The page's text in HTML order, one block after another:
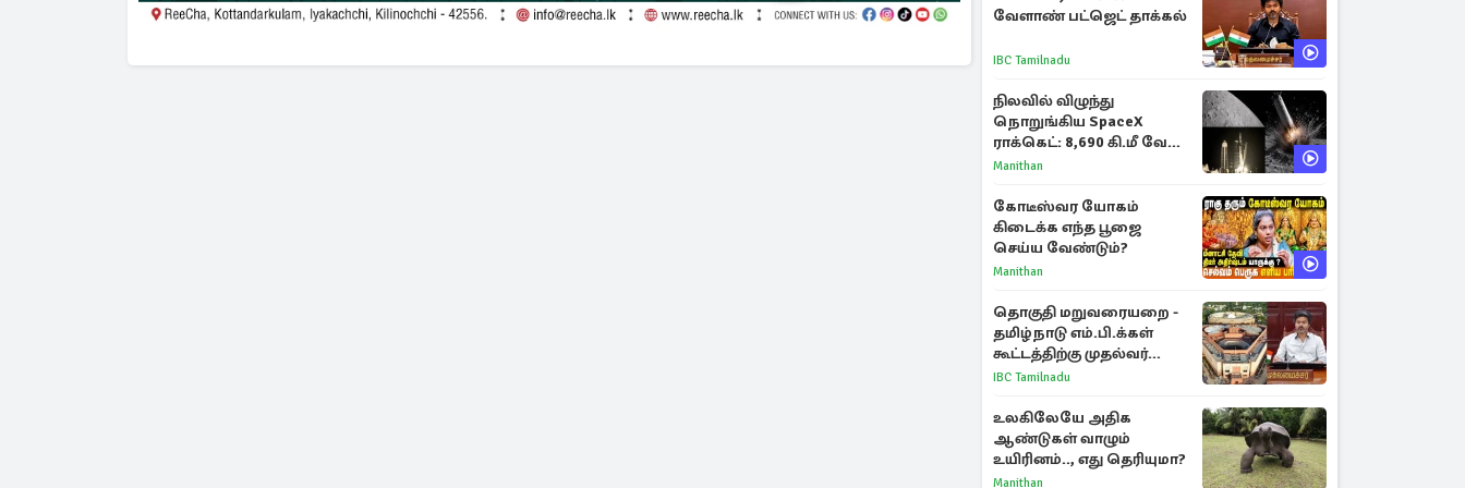
வேளாண் பட்ஜெட் தாக்கல்
IBC Tamilnadu
நிலவில் விழுந்து
நொறுங்கிய SpaceX
ராக்கெட்: 8,690 கி.மீ வேக
மோதலால் உருவான புதிய
Manithan
கோடீஸ்வர யோகம்
கிடைக்க எந்த பூஜை
செய்ய வேண்டும்?
Manithan
தொகுதி மறுவரையறை -
தமிழ்நாடு எம்.பி.க்கள்
கூட்டத்திற்கு முதல்வர்
விஜய் அழைப்பு
IBC Tamilnadu
உலகிலேயே அதிக
ஆண்டுகள் வாழும்
உயிரினம்.., எது தெரியுமா?
Manithan